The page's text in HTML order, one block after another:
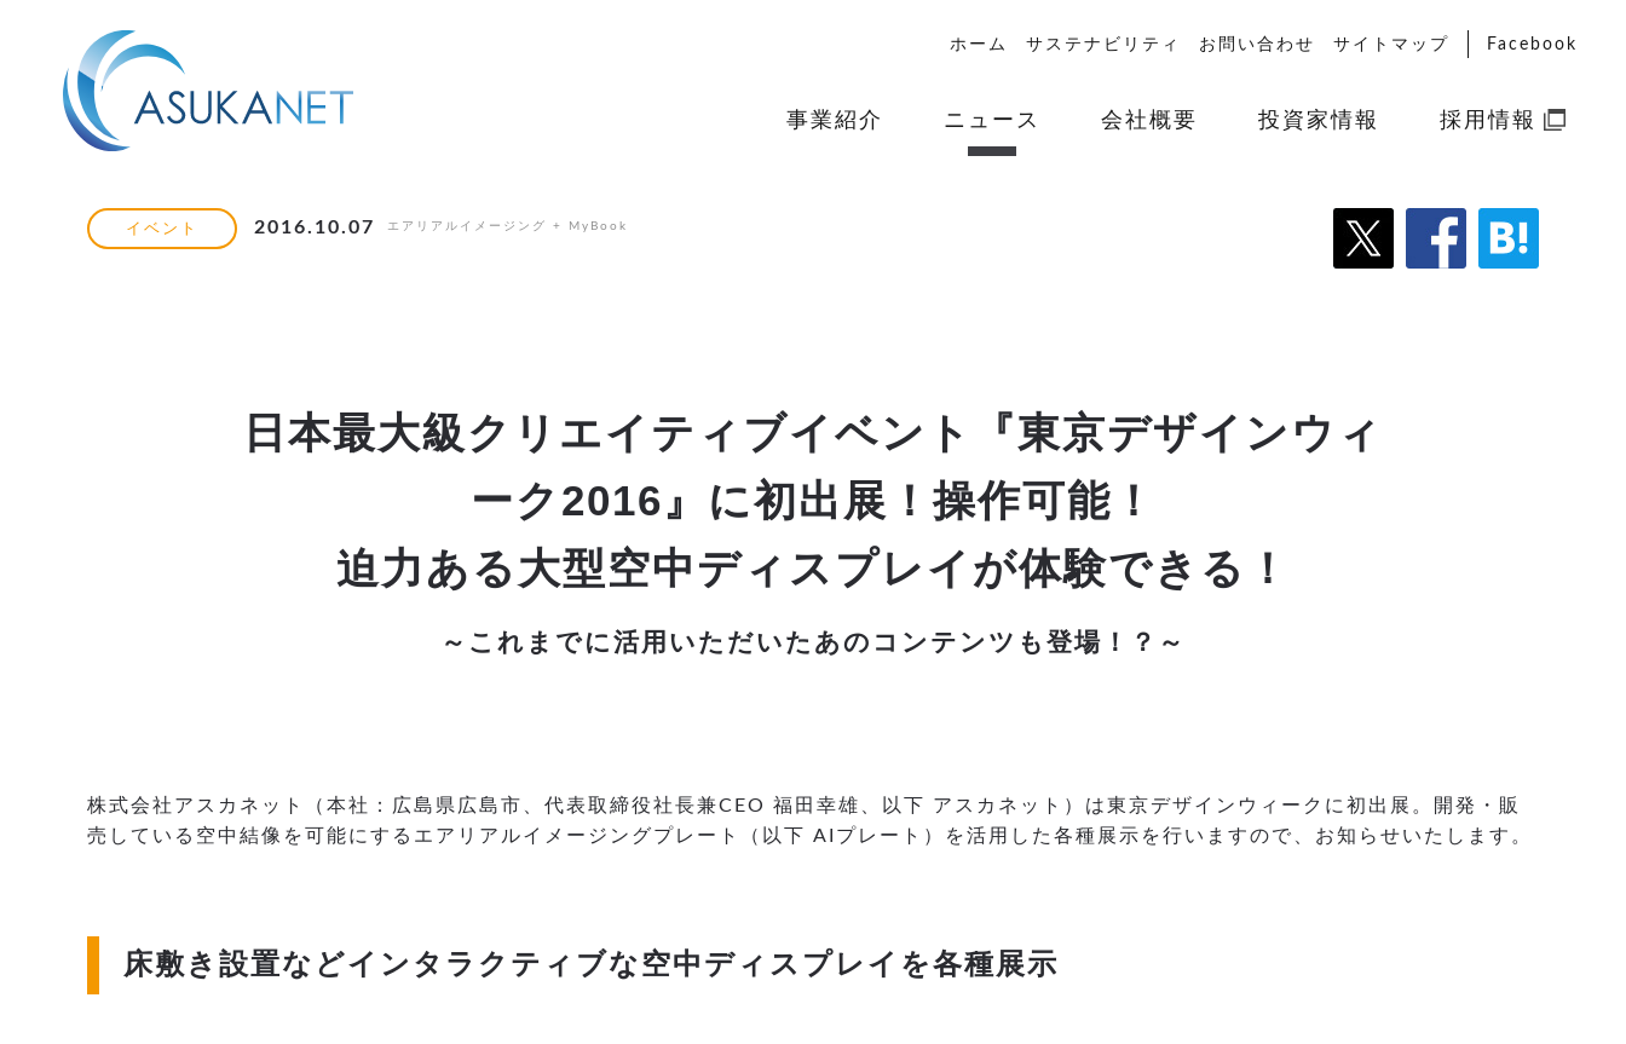
ホーム サステナビリティ お問い合わせ サイトマップ Facebook
事業紹介 ニュース 会社概要 投資家情報 採用情報
イベント 2016.10.07 エアリアルイメージング + MyBook
日本最大級クリエイティブイベント『東京デザインウィ
ーク2016』に初出展！操作可能！
迫力ある大型空中ディスプレイが体験できる！
～これまでに活用いただいたあのコンテンツも登場！？～
株式会社アスカネット（本社：広島県広島市、代表取締役社長兼CEO 福田幸雄、以下 アスカネット）は東京デザインウィークに初出展。開発・販
売している空中結像を可能にするエアリアルイメージングプレート（以下 AIプレート）を活用した各種展示を行いますので、お知らせいたします。
床敷き設置などインタラクティブな空中ディスプレイを各種展示